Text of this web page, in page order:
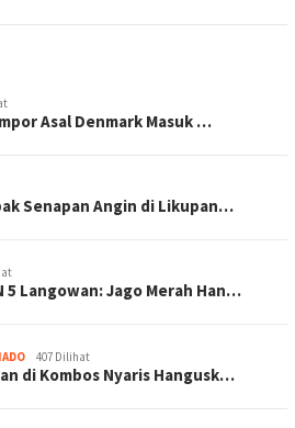
Asal Denmark Masuk …
Senapan Angin di Likupan…
5 Langowan: Jago Merah Han…
407 Dilihat
di Kombos Nyaris Hangusk…